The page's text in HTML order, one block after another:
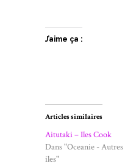
J’aime ça :
Articles similaires
Aitutaki – Iles Cook
Dans "Oceanie - Autres
iles"